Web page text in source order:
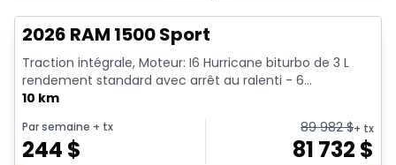
2026 RAM 1500 Sport
Traction intégrale, Moteur: I6 Hurricane biturbo de 3 L
rendement standard avec arrêt au ralenti - 6...
10 km
Par semaine + tx
244 $
89 982$+ tx
81 732 $